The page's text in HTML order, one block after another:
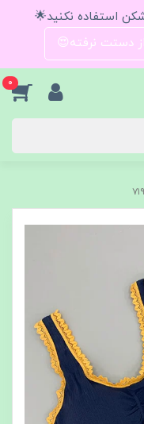
استفاده نکنید🌟
دستت نرفته😍
0